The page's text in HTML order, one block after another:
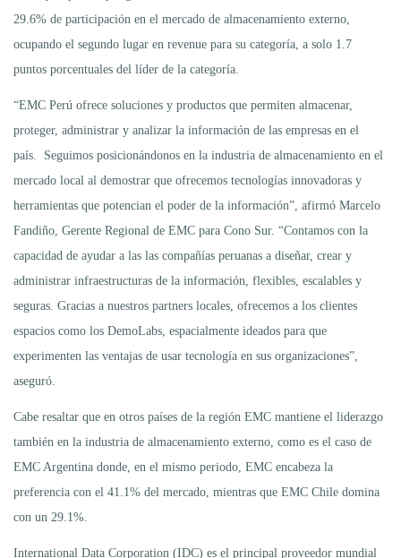
29.6% de participación en el mercado de almacenamiento externo,
ocupando el segundo lugar en revenue para su categoría, a solo 1.7
puntos porcentuales del líder de la categoría.
“EMC Perú ofrece soluciones y productos que permiten almacenar,
proteger, administrar y analizar la información de las empresas en el
país. Seguimos posicionándonos en la industria de almacenamiento en el
mercado local al demostrar que ofrecemos tecnologías innovadoras y
herramientas que potencian el poder de la información”, afirmó Marcelo
Fandiño, Gerente Regional de EMC para Cono Sur. “Contamos con la
capacidad de ayudar a las las compañías peruanas a diseñar, crear y
administrar infraestructuras de la información, flexibles, escalables y
seguras. Gracias a nuestros partners locales, ofrecemos a los clientes
espacios como los DemoLabs, espacialmente ideados para que
experimenten las ventajas de usar tecnología en sus organizaciones”,
aseguró.
Cabe resaltar que en otros países de la región EMC mantiene el liderazgo
también en la industria de almacenamiento externo, como es el caso de
EMC Argentina donde, en el mismo periodo, EMC encabeza la
preferencia con el 41.1% del mercado, mientras que EMC Chile domina
con un 29.1%.
International Data Corporation (IDC) es el principal proveedor mundial